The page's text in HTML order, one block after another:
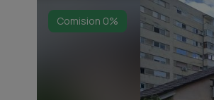
Comision 0%